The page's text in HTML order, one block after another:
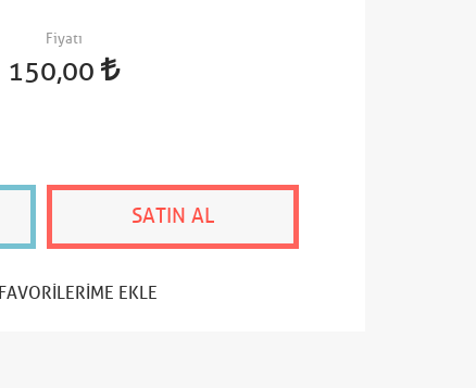
Fiyatı
150,00
SATIN AL
FAVORILERIME EKLE